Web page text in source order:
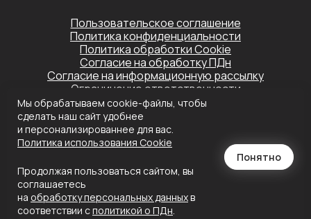
Пользовательское соглашение
Политика конфиденциальности
Политика обработки Cookie
Согласие на обработку ПДн
Согласие на информационную рассылку
Ограничение ответственности
Этот сайт защищён Yandex SmartCaptcha.
ПрименяютсяПолитика конфиденциальности
Создание сайта
Мы обрабатываем cookie-файлы, чтобы
сделать наш сайт удобнее
и персонализированнее для вас.
Политика использования Сookie
Продолжая пользоваться сайтом, вы
соглашаетесь
на обработку персональных данныхв
соответствии сполитикой о ПДн.
Понятно